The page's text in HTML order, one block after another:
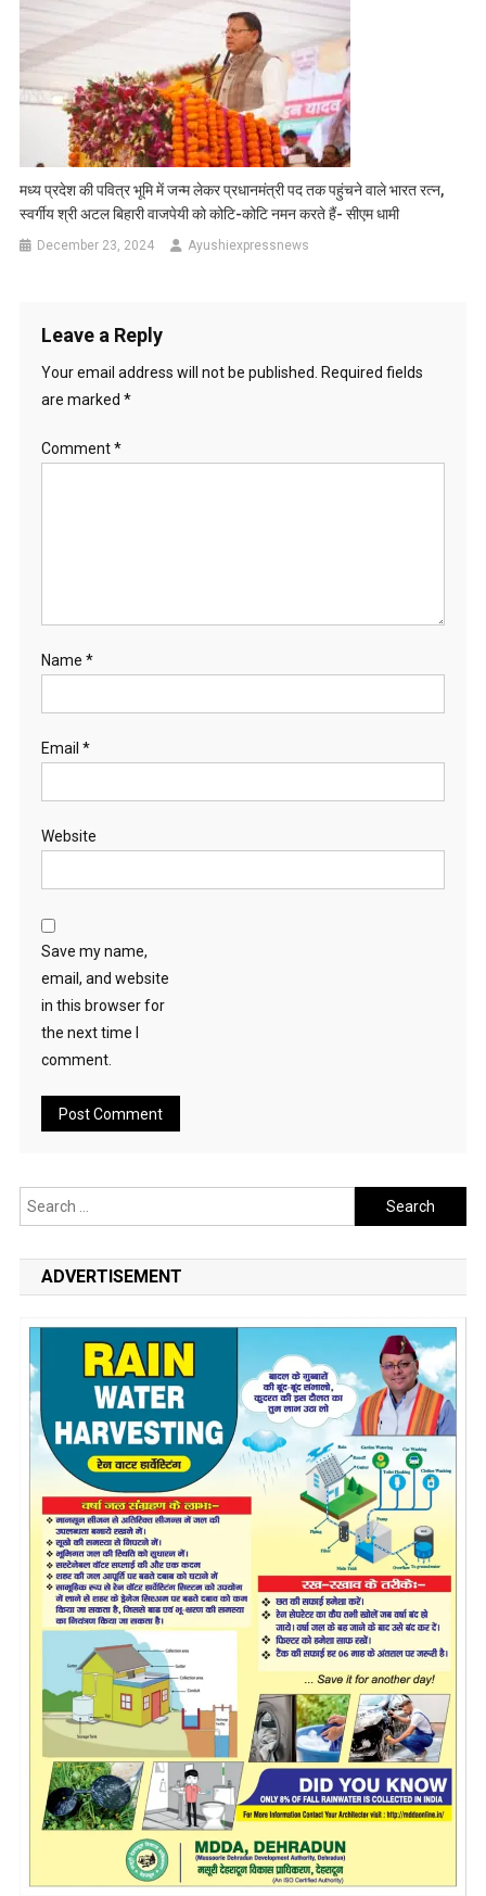
मध्य प्रदेश की पवित्र भूमि में जन्म लेकर प्रधानमंत्री पद तक पहुंचने वाले भारत रत्न,
स्वर्गीय श्री अटल बिहारी वाजपेयी को कोटि-कोटि नमन करते हैं- सीएम धामी
December 23, 2024 Ayushiexpressnews
Leave a Reply
Your email address will not be published.
Required fields
are marked *
Comment*
Name *
Email *
Website
Save my name,
email, and website
in this browser for
the next time I
comment.
Search
for:
ADVERTISEMENT